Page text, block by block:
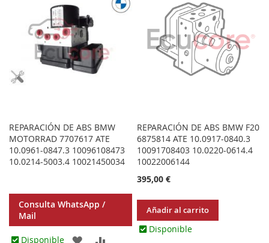
FAVORITOS
FAVORITOS
REPARACIÓN DE ABS BMW
MOTORRAD 7707617 ATE
10.0961-0847.3 10096108473
10.0214-5003.4 10021450034
Consulta WhatsApp /
Mail
Disponible AGREGAR
REPARACIÓN DE ABS BMW F20
6875814 ATE 10.0917-0840.3
10091708403 10.0220-0614.4
10022006144
395,00 €
Añadir al carrito
Disponible